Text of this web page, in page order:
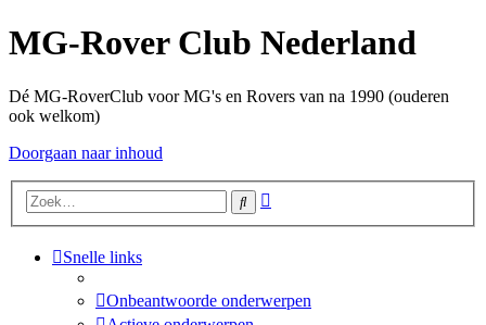
MG-Rover Club Nederland
Dé MG-RoverClub voor MG's en Rovers van na 1990 (ouderen
ook welkom)
Doorgaan naar inhoud
Zoek
Snelle links
Onbeantwoorde onderwerpen